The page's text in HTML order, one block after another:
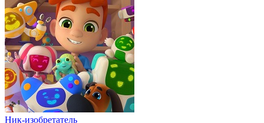
Ник-изобретатель